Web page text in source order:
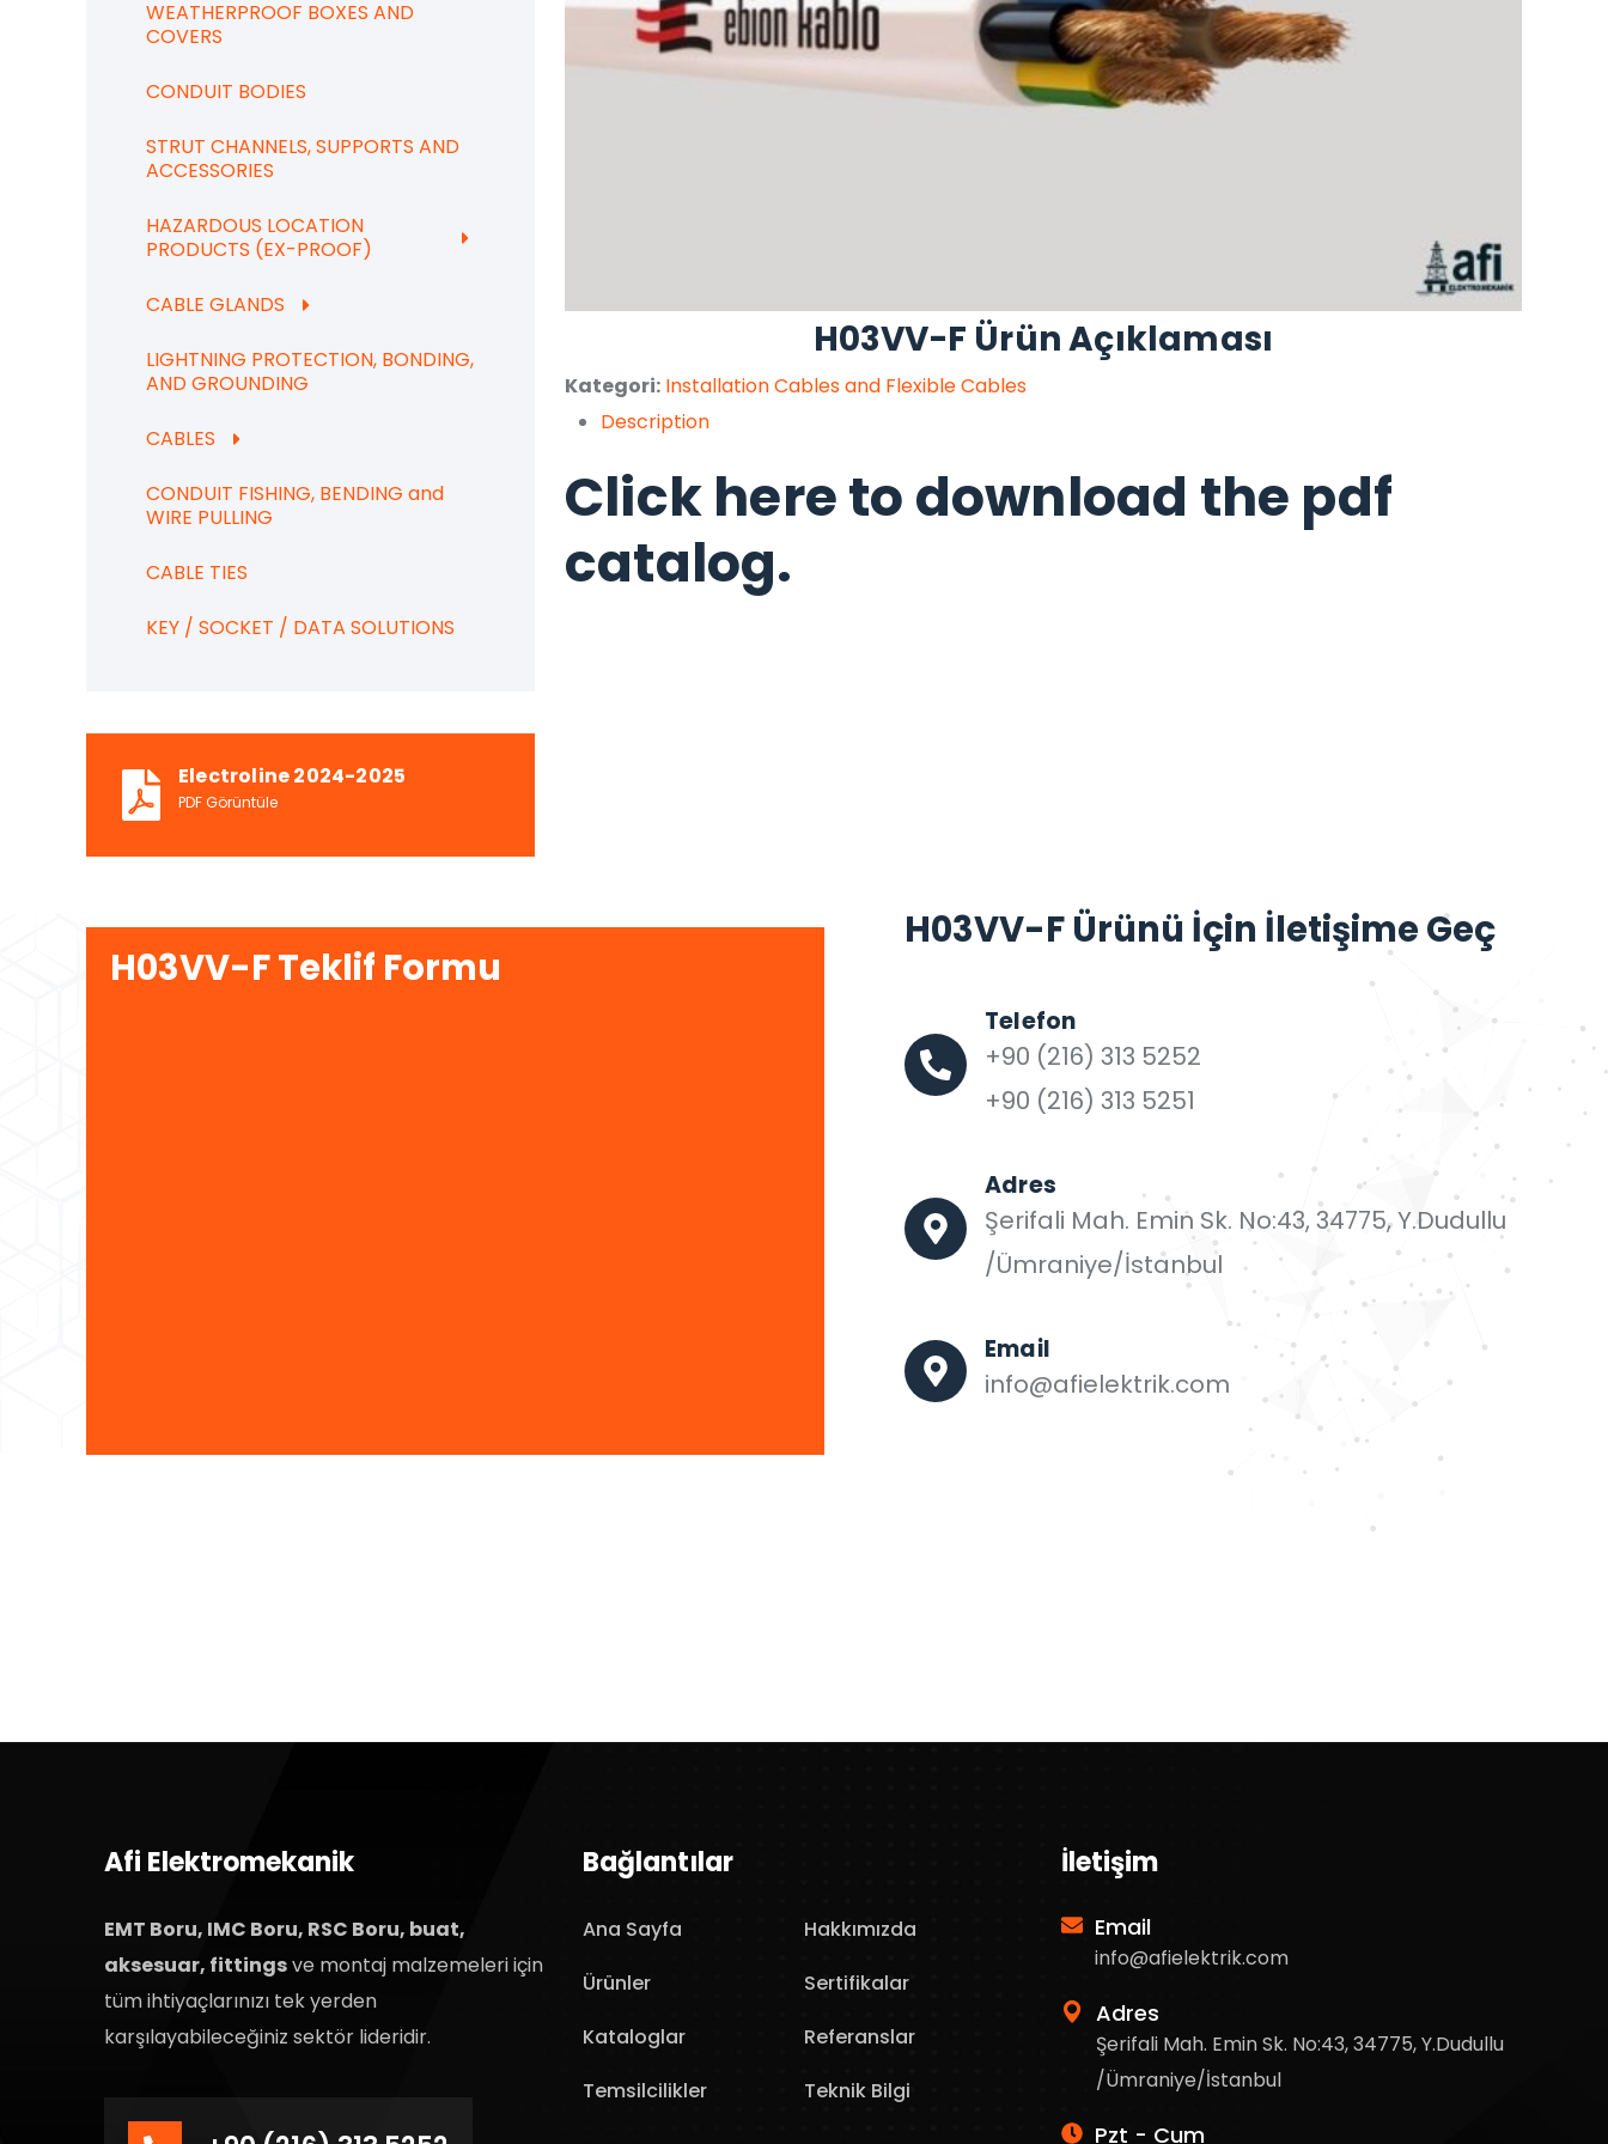
WEATHERPROOF BOXES AND
COVERS
CONDUIT BODIES
STRUT CHANNELS, SUPPORTS AND
ACCESSORIES
HAZARDOUS LOCATION
PRODUCTS (EX-PROOF)
CABLE GLANDS
LIGHTNING PROTECTION, BONDING,
AND GROUNDING
CABLES
CONDUIT FISHING, BENDING and
WIRE PULLING
CABLE TIES
KEY / SOCKET / DATA SOLUTIONS
Electroline 2024-2025
PDF Görüntüle
H03VV-F Ürün Açıklaması
Kategori: Installation Cables and Flexible Cables
Description
Clickhereto download the pdf
catalog.
H03VV-F Teklif Formu
H03VV-F Ürünü İçin İletişime Geç
Telefon
+90 (216) 313 5252
+90 (216) 313 5251
Adres
Şerifali Mah. Emin Sk. No:43, 34775, Y.Dudullu
/Ümraniye/İstanbul
Email
info@afielektrik.com
Afi Elektromekanik
EMT Boru, IMC Boru, RSC Boru, buat,
aksesuar, fittingsve montaj malzemeleri için
tüm ihtiyaçlarınızı tek yerden
karşılayabileceğiniz sektör lideridir.
Bağlantılar
Ana Sayfa
Hakkımızda
Ürünler
Sertifikalar
Kataloglar
Referanslar
Temsilcilikler
Teknik Bilgi
İletişim
Email
info@afielektrik.com
Adres
Şerifali Mah. Emin Sk. No:43, 34775, Y.Dudullu
/Ümraniye/İstanbul
Pzt - Cum